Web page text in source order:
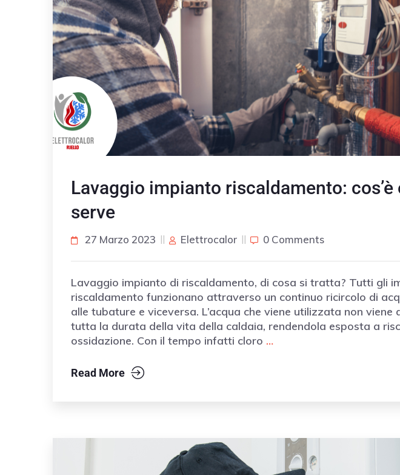
Lavaggio impianto riscaldamento: cos’è
serve
27 Marzo 2023 Elettrocalor 0 Comments
Lavaggio impianto di riscaldamento, di cosa si tratta? Tutti gli
riscaldamento funzionano attraverso un continuo ricircolo di
alle tubature e viceversa. L’acqua che viene utilizzata non
tutta la durata della vita della caldaia, rendendola esposta a
ossidazione. Con il tempo infatti cloro …
Read More